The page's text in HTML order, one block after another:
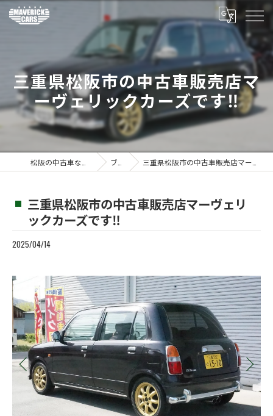
三重県松阪市の中古車販売店マ
ーヴェリックカーズです‼️
ブログ 三重県松阪市の中古車販売店マーヴェリックカーズです‼️
三重県松阪市の中古車販売店マーヴェリ
ックカーズです‼️
2025/04/14